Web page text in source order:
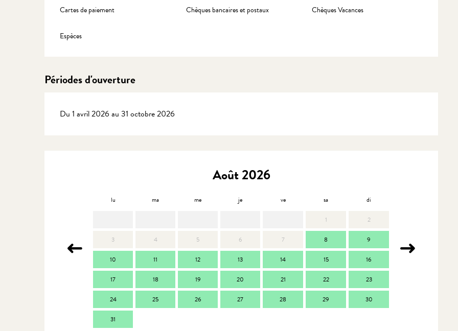
Cartes de paiement Chèques bancaires et postaux Chèques Vacances
Espèces
Périodes d'ouverture
Du 1 avril 2026 au 31 octobre 2026
Août 2026
lu ma me je ve sa di
1 2
3 4 5 6 7 8 9
10 11 12 13 14 15 16
17 18 19 20 21 22 23
24 25 26 27 28 29 30
31